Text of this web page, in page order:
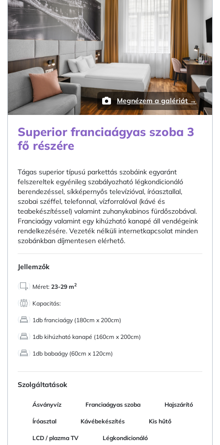
Megnézem a galériát →
Superior franciaágyas szoba 3
fő részére
Tágas superior típusú parkettás szobáink egyaránt
felszereltek egyénileg szabályozható légkondicionáló
berendezéssel, síkképernyős televízióval, íróasztallal,
szobai széffel, telefonnal, vízforralóval (kávé és
teabekészítéssel) valamint zuhanykabinos fürdőszobával.
Franciaágy valamint egy kihúzható kanapé áll vendégeink
rendelkezésére. Vezeték nélküli internetkapcsolat minden
szobánkban díjmentesen elérhető.
Jellemzők
Méret: 23-29 m2
Kapacitás:
1db franciaágy (180cm x 200cm)
1db kihúzható kanapé (160cm x 200cm)
1db babaágy (60cm x 120cm)
Szolgáltatások
Ásványvíz Franciaágyas szoba Hajszárító
Íróasztal Kávébekészítés Kis hűtő
LCD / plazma TV Légkondicionáló